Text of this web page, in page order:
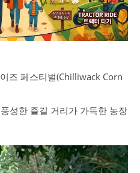
즈 페스티벌(Chilliwack Corn
성한 즐길 거리가 가득한 농장